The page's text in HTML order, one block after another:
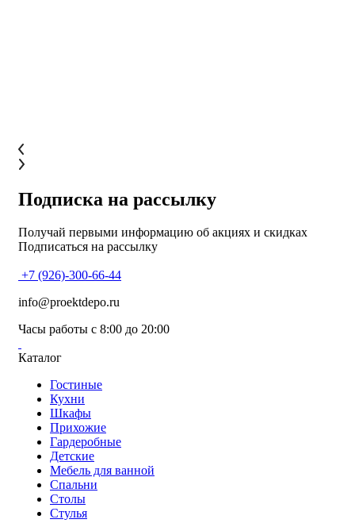
Подписка на рассылку
Получай первыми информацию об акциях и скидках
Подписаться на рассылку
+7 (926)-300-66-44
info@proektdepo.ru
Часы работы с 8:00 до 20:00
Каталог
Гостиные
Кухни
Шкафы
Прихожие
Гардеробные
Детские
Мебель для ванной
Спальни
Столы
Стулья